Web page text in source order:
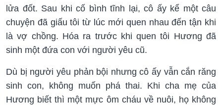
lửa đốt. Sau khi cố bình tĩnh lại, cô ấy kể một câu
chuyện đã giấu tôi từ lúc mới quen nhau đến tận khi
là vợ chồng. Hóa ra trước khi quen tôi Hương đã
sinh một đứa con với người yêu cũ.
Dù bị người yêu phản bội nhưng cô ấy vẫn cắn răng
sinh con, không muốn phá thai. Khi cha mẹ của
Hương biết thì một mực ôm cháu về nuôi, họ không